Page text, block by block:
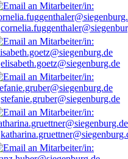
elisabeth.goetz@siegenburg.de
stefanie.gruber@siegenburg.de